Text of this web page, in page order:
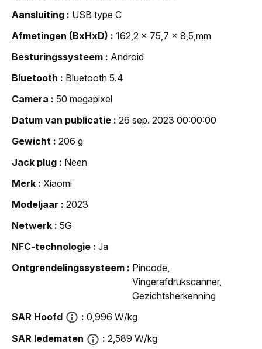
Aansluiting
USB type C
Afmetingen (BxHxD)
162,2 x 75,7 x 8,5,mm
Besturingssysteem
Android
Bluetooth
Bluetooth 5.4
Camera
50 megapixel
Datum van publicatie
26 sep. 2023 00:00:00
Gewicht
206 g
Jack plug
Neen
Merk
Xiaomi
Modeljaar
2023
Netwerk
5G
NFC-technologie
Ja
Ontgrendelingssysteem
Pincode,
Vingerafdrukscanner,
Gezichtsherkenning
SAR Hoofd
0,996 W/kg
SAR ledematen
2,589 W/kg